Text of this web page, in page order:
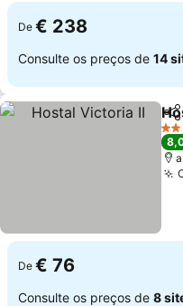
De € 238
Consulte os preços de 14
2
De € 76
Consulte os preços de 8